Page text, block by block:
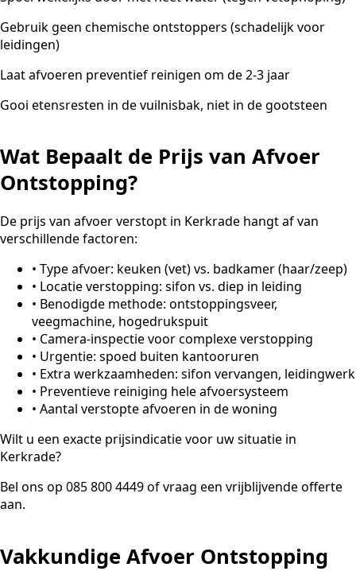
Gebruik geen chemische ontstoppers (schadelijk voor
leidingen)
Laat afvoeren preventief reinigen om de 2-3 jaar
Gooi etensresten in de vuilnisbak, niet in de gootsteen
Wat Bepaalt de Prijs van Afvoer
Ontstopping?
De prijs van afvoer verstopt in Kerkrade hangt af van
verschillende factoren:
• Type afvoer: keuken (vet) vs. badkamer (haar/zeep)
• Locatie verstopping: sifon vs. diep in leiding
• Benodigde methode: ontstoppingsveer,
veegmachine, hogedrukspuit
• Camera-inspectie voor complexe verstopping
• Urgentie: spoed buiten kantooruren
• Extra werkzaamheden: sifon vervangen, leidingwerk
• Preventieve reiniging hele afvoersysteem
• Aantal verstopte afvoeren in de woning
Wilt u een exacte prijsindicatie voor uw situatie in
Kerkrade?
Bel ons op 085 800 4449 of vraag een vrijblijvende offerte
aan.
Vakkundige Afvoer Ontstopping